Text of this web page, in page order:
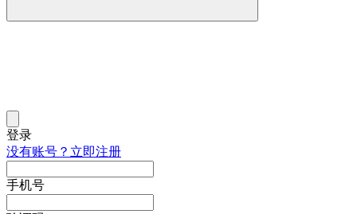
登录
没有账号？立即注册
手机号